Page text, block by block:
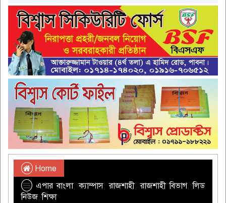
Home
এপার বাংলা,ক্যাম্পাস,রাজশাহী,রাজশাহী বিভাগ,লিড
নিউজ,শিক্ষা